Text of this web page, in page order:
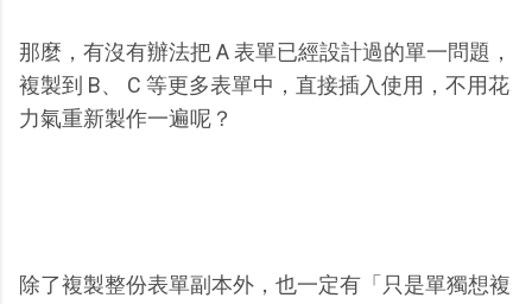
那麼，有沒有辦法把 A 表單已經設計過的單一問題，
複製到 B、 C 等更多表單中，直接插入使用，不用花
力氣重新製作一遍呢？
除了複製整份表單副本外，也一定有「只是單獨想複